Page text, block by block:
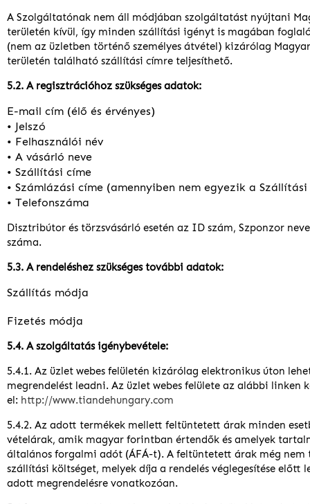
A Szolgáltatónak nem áll módjában szolgáltatást nyújtani
területén kívül, így minden szállítási igényt is magában
(nem az üzletben történő személyes átvétel) kizárólag
területén található szállítási címre teljesíthető.
5.2. A regisztrációhoz szükséges adatok:
E-mail cím (élő és érvényes)
• Jelszó
• Felhasználói név
• A vásárló neve
• Szállítási címe
• Számlázási címe (amennyiben nem egyezik a
• Telefonszáma
Disztribútor és törzsvásárló esetén az ID szám, Szponzor
száma.
5.3. A rendeléshez szükséges további adatok:
Szállítás módja
Fizetés módja
5.4. A szolgáltatás igénybevétele:
5.4.1. Az üzlet webes felületén kizárólag elektronikus úton
megrendelést leadni. Az üzlet webes felülete az alábbi linken
el: http://www.tiandehungary.com
5.4.2. Az adott termékek mellett feltüntetett árak minden
vételárak, amik magyar forintban értendők és amelyek
általános forgalmi adót (ÁFÁ-t). A feltüntetett árak még
szállítási költséget, melyek díja a rendelés véglegesítése előtt
adott megrendelésre vonatkozóan.